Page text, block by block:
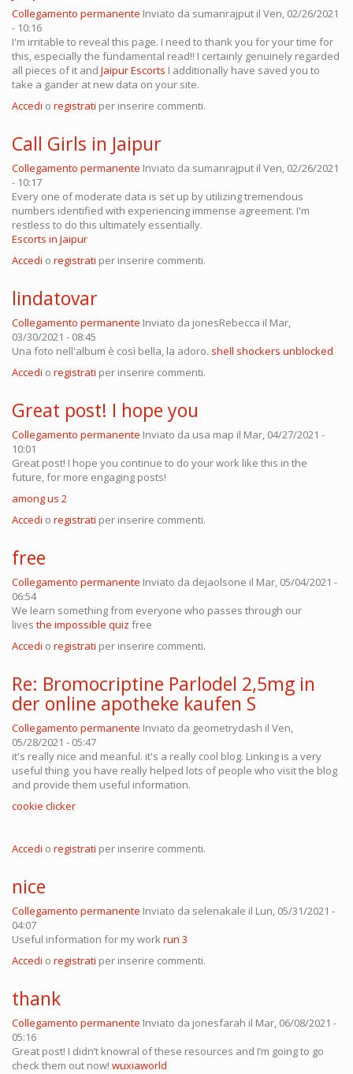
Collegamento permanente Inviato da sumanrajput il Ven, 02/26/2021
- 10:16
I'm irritable to reveal this page. I need to thank you for your time for
this, especially the fundamental read!! I certainly genuinely regarded
all pieces of it and Jaipur Escorts I additionally have saved you to
take a gander at new data on your site.
Accedi o registrati per inserire commenti.
Call Girls in Jaipur
Collegamento permanente Inviato da sumanrajput il Ven, 02/26/2021
- 10:17
Every one of moderate data is set up by utilizing tremendous
numbers identified with experiencing immense agreement. I'm
restless to do this ultimately essentially.
Escorts in Jaipur
Accedi o registrati per inserire commenti.
lindatovar
Collegamento permanente Inviato da jonesRebecca il Mar,
03/30/2021 - 08:45
Una foto nell'album è così bella, la adoro. shell shockers unblocked
Accedi o registrati per inserire commenti.
Great post! I hope you
Collegamento permanente Inviato da usa map il Mar, 04/27/2021 -
10:01
Great post! I hope you continue to do your work like this in the
future, for more engaging posts!
among us 2
Accedi o registrati per inserire commenti.
free
Collegamento permanente Inviato da dejaolsone il Mar, 05/04/2021 -
06:54
We learn something from everyone who passes through our
lives the impossible quiz free
Accedi o registrati per inserire commenti.
Re: Bromocriptine Parlodel 2,5mg in
der online apotheke kaufen S
Collegamento permanente Inviato da geometrydash il Ven,
05/28/2021 - 05:47
it's really nice and meanful. it's a really cool blog. Linking is a very
useful thing. you have really helped lots of people who visit the blog
and provide them useful information.
cookie clicker
Accedi o registrati per inserire commenti.
nice
Collegamento permanente Inviato da selenakale il Lun, 05/31/2021 -
04:07
Useful information for my workrun 3
Accedi o registrati per inserire commenti.
thank
Collegamento permanente Inviato da jonesfarah il Mar, 06/08/2021 -
05:16
Great post! I didn’t knowral of these resources and I’m going to go
check them out now! wuxiaworld